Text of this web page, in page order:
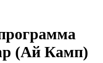
(Ай Камп)